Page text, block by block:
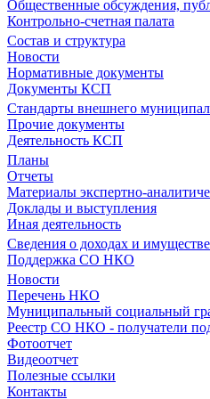
Общественные обсуждения,
Контрольно-счетная палата
Состав и структура
Новости
Нормативные документы
Документы КСП
Стандарты внешнего
Прочие документы
Деятельность КСП
Планы
Отчеты
Материалы экспертно-
Доклады и выступления
Иная деятельность
Сведения о доходах и имуществе
Поддержка СО НКО
Новости
Перечень НКО
Муниципальный социальный
Реестр СО НКО - получатели
Фотоотчет
Видеоотчет
Полезные ссылки
Контакты